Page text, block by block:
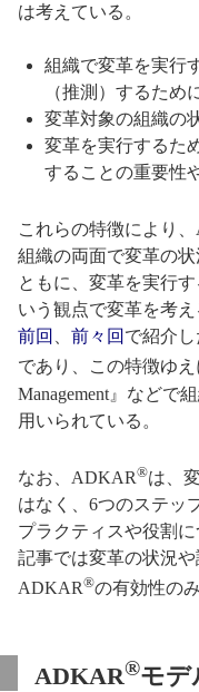
は考えている。
組織で変革を実行
（推測）するため
変革対象の組織の
変革を実行するた
することの重要性
これらの特徴により
組織の両面で変革の
ともに、変革を実行
いう観点で変革を考
前回
前々回 で紹介
であり、この特徴ゆ
Management』などで
用いられている。
なお、ADKAR®は、
はなく、6つのステッ
プラクティスや役割
記事では変革の状況
ADKAR®の有効性の
ADKAR®モデ